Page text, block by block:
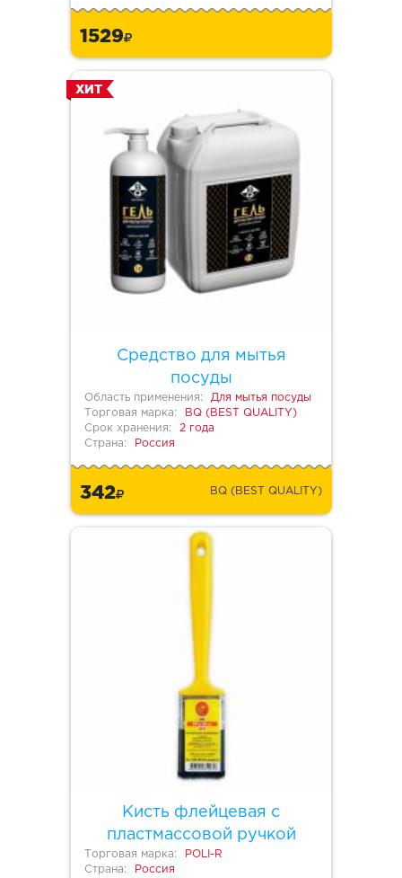
1529
Средство для мытья
посуды
ХИТ
Область применения:
Для мытья посуды
Торговая марка:
BQ (BEST QUALITY)
Срок хранения:
2 года
Страна:
Россия
342 BQ (BEST QUALITY)
Кисть флейцевая с
пластмассовой ручкой
Торговая марка:
POLI-R
Страна:
Россия